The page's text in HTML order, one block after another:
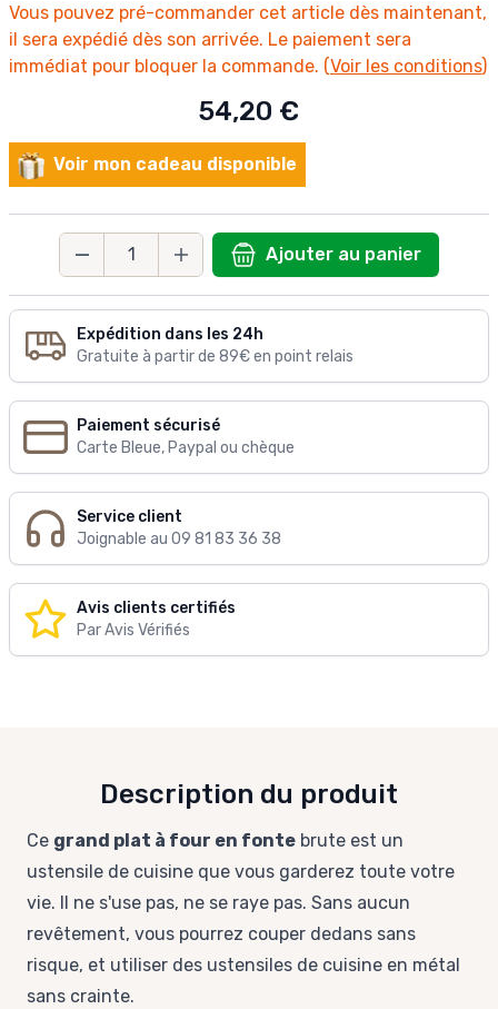
Vous pouvez pré-commander cet article dès maintenant,
il sera expédié dès son arrivée. Le paiement sera
immédiat pour bloquer la commande. (Voir les conditions)
54,20 €
Voir mon cadeau disponible
Quantité
Ajouter au panier
Expédition dans les 24h
Gratuite à partir de 89€ en point relais
Paiement sécurisé
Carte Bleue, Paypal ou chèque
Service client
Joignable au 09 81 83 36 38
Avis clients certifiés
Par Avis Vérifiés
Description du produit
Ce grand plat à four en fonte brute est un
ustensile de cuisine que vous garderez toute votre
vie. Il ne s'use pas, ne se raye pas. Sans aucun
revêtement, vous pourrez couper dedans sans
risque, et utiliser des ustensiles de cuisine en métal
sans crainte.